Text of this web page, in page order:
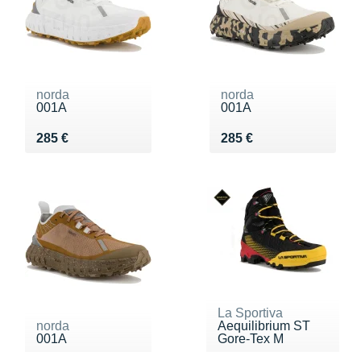
norda
001A
285 €
Vendu 285 €
norda
001A
285 €
Vendu 285 €
norda
001A
La Sportiva
Aequilibrium ST
Gore-Tex M